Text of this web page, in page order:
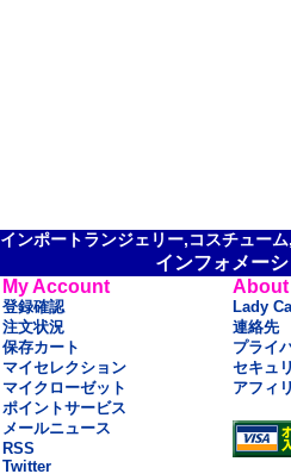
ンポートランジェリー,コスチュー
インフォメー
My Account
登録確認
注文状況
保存カート
マイセレクション
マイクローゼット
ポイントサービス
メールニュース
RSS
Twitter
About
Lady
連絡先
プライ
セキュ
アフィ